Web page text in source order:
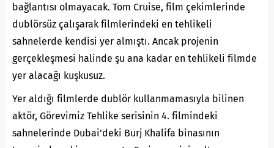
bağlantısı olmayacak. Tom Cruise, film çekimlerinde
dublörsüz çalışarak filmlerindeki en tehlikeli
sahnelerde kendisi yer almıştı. Ancak projenin
gerçekleşmesi halinde şu ana kadar en tehlikeli filmde
yer alacağı kuşkusuz.
Yer aldığı filmlerde dublör kullanmamasıyla bilinen
aktör, Görevimiz Tehlike serisinin 4. filmindeki
sahnelerinde Dubai’deki Burj Khalifa binasının